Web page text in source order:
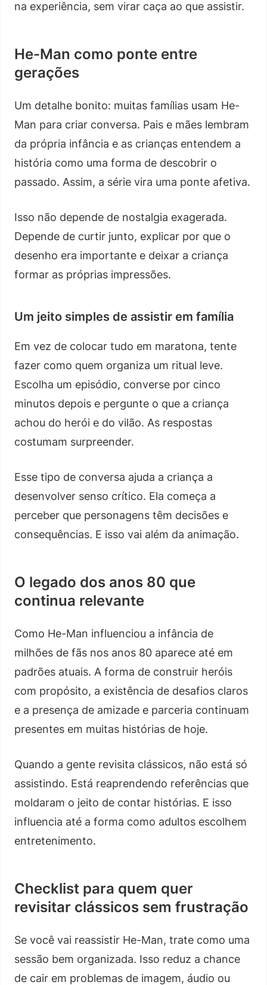
na experiência, sem virar caça ao que assistir.
He-Man como ponte entre
gerações
Um detalhe bonito: muitas famílias usam He-
Man para criar conversa. Pais e mães lembram
da própria infância e as crianças entendem a
história como uma forma de descobrir o
passado. Assim, a série vira uma ponte afetiva.
Isso não depende de nostalgia exagerada.
Depende de curtir junto, explicar por que o
desenho era importante e deixar a criança
formar as próprias impressões.
Um jeito simples de assistir em família
Em vez de colocar tudo em maratona, tente
fazer como quem organiza um ritual leve.
Escolha um episódio, converse por cinco
minutos depois e pergunte o que a criança
achou do herói e do vilão. As respostas
costumam surpreender.
Esse tipo de conversa ajuda a criança a
desenvolver senso crítico. Ela começa a
perceber que personagens têm decisões e
consequências. E isso vai além da animação.
O legado dos anos 80 que
continua relevante
Como He-Man influenciou a infância de
milhões de fãs nos anos 80 aparece até em
padrões atuais. A forma de construir heróis
com propósito, a existência de desafios claros
e a presença de amizade e parceria continuam
presentes em muitas histórias de hoje.
Quando a gente revisita clássicos, não está só
assistindo. Está reaprendendo referências que
moldaram o jeito de contar histórias. E isso
influencia até a forma como adultos escolhem
entretenimento.
Checklist para quem quer
revisitar clássicos sem frustração
Se você vai reassistir He-Man, trate como uma
sessão bem organizada. Isso reduz a chance
de cair em problemas de imagem, áudio ou